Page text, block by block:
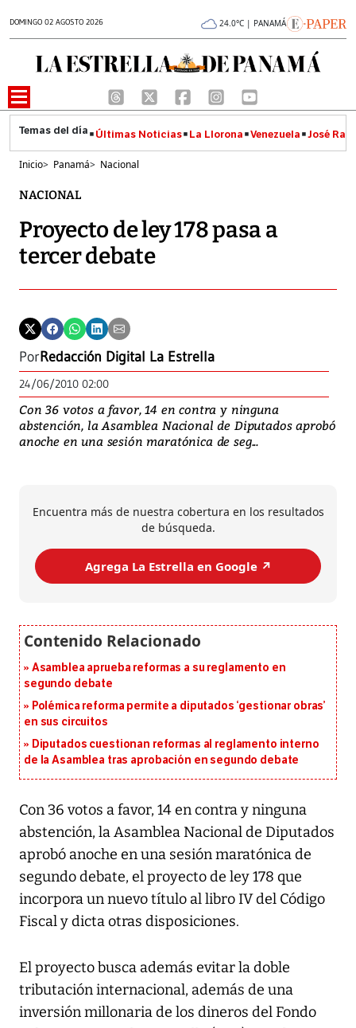
DOMINGO 02 AGOSTO 2026 24.0°C | PANAMÁ
Últimas Noticias La Llorona Venezuela José
Inicio> Panamá> Nacional
NACIONAL
Proyecto de ley 178 pasa a
tercer debate
PorRedacción Digital La Estrella
24/06/2010 02:00
Con 36 votos a favor, 14 en contra y ninguna
abstención, la Asamblea Nacional de Diputados aprobó
anoche en una sesión maratónica de seg...
Encuentra más de nuestra cobertura en los resultados
de búsqueda.
Agrega La Estrella en Google ↗️
Asamblea aprueba reformas a su reglamento en
segundo debate
Polémica reforma permite a diputados ‘gestionar obras’
en sus circuitos
Diputados cuestionan reformas al reglamento interno
de la Asamblea tras aprobación en segundo debate
Con 36 votos a favor, 14 en contra y ninguna
abstención, la Asamblea Nacional de Diputados
aprobó anoche en una sesión maratónica de
segundo debate, el proyecto de ley 178 que
incorpora un nuevo título al libro IV del Código
Fiscal y dicta otras disposiciones.
El proyecto busca además evitar la doble
tributación internacional, además de una
inversión millonaria de los dineros del Fondo